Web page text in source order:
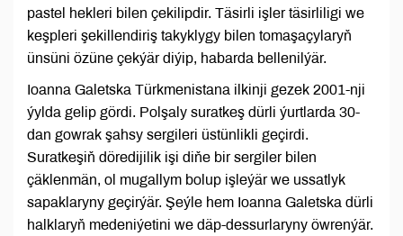
pastel hekleri bilen çekilipdir. Täsirli işler täsirliligi we
keşpleri şekillendiriş takyklygy bilen tomaşaçylaryň
ünsüni özüne çekýär diýip, habarda bellenilýär.
Ioanna Galetska Türkmenistana ilkinji gezek 2001-nji
ýylda gelip gördi. Polşaly suratkeş dürli ýurtlarda 30-
dan gowrak şahsy sergileri üstünlikli geçirdi.
Suratkeşiň döredijilik işi diňe bir sergiler bilen
çäklenmän, ol mugallym bolup işleýär we ussatlyk
sapaklaryny geçirýär. Şeýle hem Ioanna Galetska dürli
halklaryň medeniýetini we däp-dessurlaryny öwrenýär.